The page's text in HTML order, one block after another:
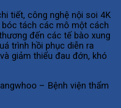
tiết, công nghệ nội soi 4K
tách các mô một cách
đến các tế bào xung
trình hồi phục diễn ra
giảm thiểu đau đớn, khó